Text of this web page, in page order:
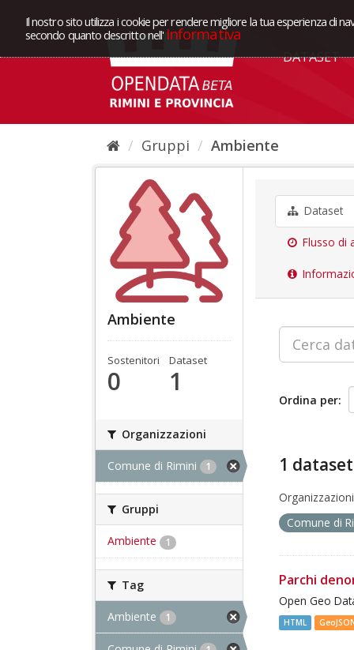
Il nostro sito utilizza i cookie per rendere migliore la tua esperienza di
secondo quanto descritto nell' Informativa
DATASET
Gruppi Ambiente
Ambiente
Sostenitori
0
Dataset
1
Organizzazioni
Comune di Rimini 1
Gruppi
Ambiente 1
Tag
Ambiente 1
Dataset
Flusso di
Ordina per
1
Comune di
Parchi
Open Geo
HTML